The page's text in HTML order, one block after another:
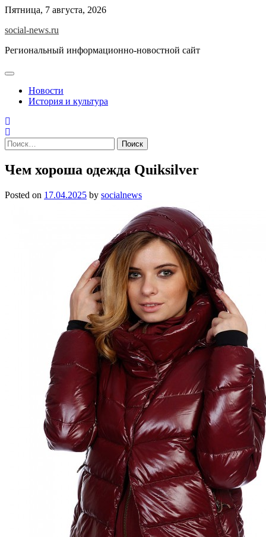
Skip
content
Пятница, 7 августа, 2026
social-news.ru
Региональный информационно-новостной сайт
Новости
История и культура
Найти:
Чем хороша одежда Quiksilver
Posted on 17.04.2025 by socialnews